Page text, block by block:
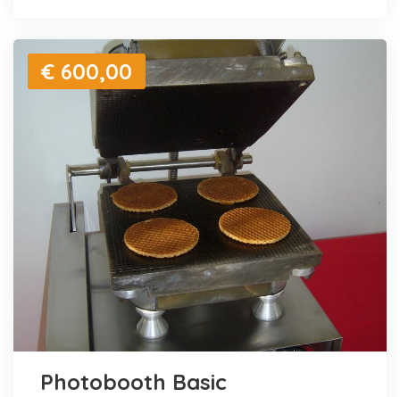
€ 600,00
Photobooth Basic